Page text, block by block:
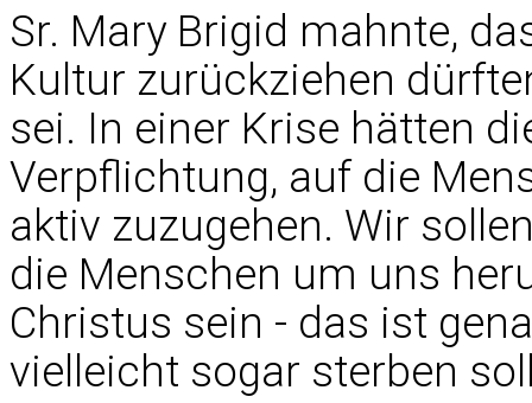
Sr. Mary Brigid mahnte,
Kultur zurückziehen
sei. In einer Krise hätten
Verpflichtung, auf die
aktiv zuzugehen. Wir
die Menschen um uns
Christus sein - das ist
vielleicht sogar sterben